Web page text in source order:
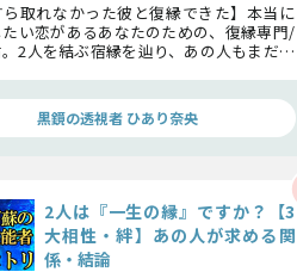
ら取れなかった彼と復縁できた】本当に
い恋があるあなたのための、復縁専門/
2人を結ぶ宿縁を辿り、あの人もまだあ
黒鏡の透視者 ひあり奈央
2人は『一生の縁』ですか？【3
大相性・絆】あの人が求める関
係・結論